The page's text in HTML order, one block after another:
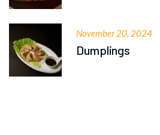
November 20, 2024
Dumplings